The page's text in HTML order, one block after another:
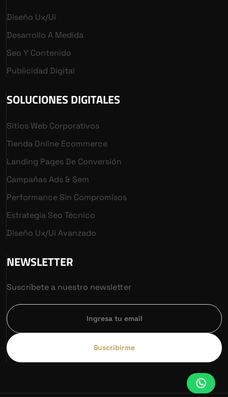
Diseño Ux/ui
Desarrollo A Medida
Seo Y Contenido
Publicidad Digital
SOLUCIONES DIGITALES
Sitios Web Corporativos
Tienda Online Ecommerce
Landing Pages De Conversión
Campañas Ads & Sem
Performance Sin Compromisos
Estrategia Seo Técnico
Diseño Ux/ui Avanzado
NEWSLETTER
Suscríbete a nuestro newsletter
Suscribirme